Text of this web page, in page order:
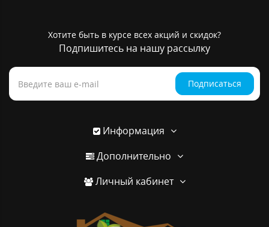
Хотите быть в курсе всех акций и скидок?
Подпишитесь на нашу рассылку
Подписаться
Информация
Дополнительно
Личный кабинет